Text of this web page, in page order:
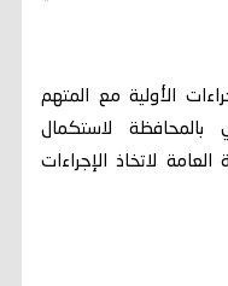
الأولية مع المتهم
بالمحافظة لاستكمال
العامة لاتخاذ الإجراءات